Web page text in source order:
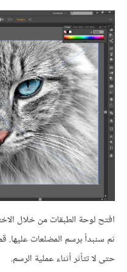
افتح لوحة الطبقات من خلال
ثم سنبدأ برسم المضلعات عليها.
حتى لا تتأثر أثناء عملية الرسم.